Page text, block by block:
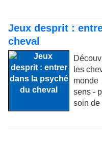
Jeux desprit :
cheval
les
sens -
soin de